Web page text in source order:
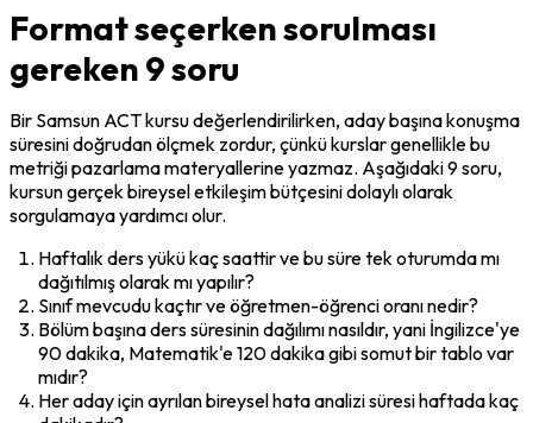
Format seçerken sorulması
gereken 9 soru
Bir Samsun ACT kursu değerlendirilirken, aday başına konuşma
süresini doğrudan ölçmek zordur, çünkü kurslar genellikle bu
metriği pazarlama materyallerine yazmaz. Aşağıdaki 9 soru,
kursun gerçek bireysel etkileşim bütçesini dolaylı olarak
sorgulamaya yardımcı olur.
Haftalık ders yükü kaç saattir ve bu süre tek oturumda mı
dağıtılmış olarak mı yapılır?
Sınıf mevcudu kaçtır ve öğretmen-öğrenci oranı nedir?
Bölüm başına ders süresinin dağılımı nasıldır, yani İngilizce'ye
90 dakika, Matematik'e 120 dakika gibi somut bir tablo var
mıdır?
Her aday için ayrılan bireysel hata analizi süresi haftada kaç